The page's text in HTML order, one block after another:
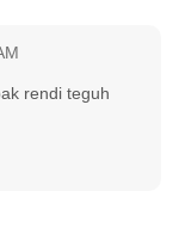
rendi teguh